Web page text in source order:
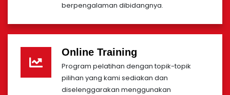
berpengalaman dibidangnya.
Online Training
Program pelatihan dengan topik-topik
pilihan yang kami sediakan dan
diselenggarakan menggunakan